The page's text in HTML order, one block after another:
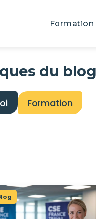
Formation
du blog
Formation